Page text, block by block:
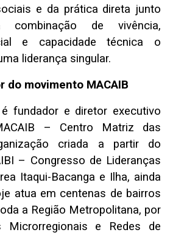
e da prática direta junto
de vivência,
e capacidade técnica o
liderança singular.
do movimento MACAIB
fundador e diretor executivo
– Centro Matriz das
criada a partir do
– Congresso de Lideranças
Itaqui-Bacanga e Ilha, ainda
atua em centenas de bairros
a Região Metropolitana, por
Microrregionais e Redes de